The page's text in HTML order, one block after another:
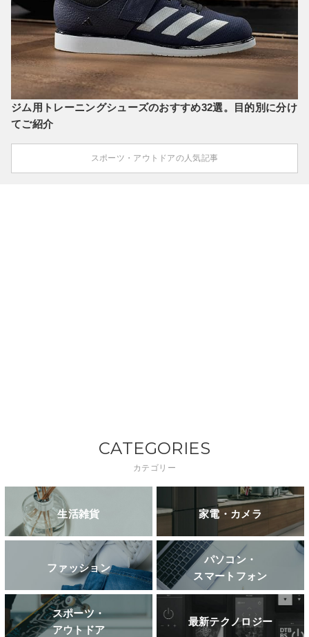
ジム用トレーニングシューズのおすすめ32選。目的別に分け
てご紹介
スポーツ・アウトドアの人気記事
CATEGORIES
カテゴリー
生活雑貨 家電・カメラ
ファッション
パソコン・
スマートフォン
スポーツ・
アウトドア
最新テクノロジー